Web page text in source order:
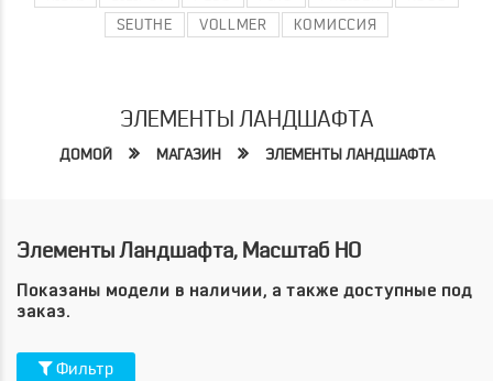
SEUTHE
VOLLMER КОМИССИЯ
ЭЛЕМЕНТЫ ЛАНДШАФТА
ДОМОЙ МАГАЗИН ЭЛЕМЕНТЫ ЛАНДШАФТА
Элементы Ландшафта, Масштаб HO
Показаны модели в наличии, а также доступные под
заказ.
Фильтр